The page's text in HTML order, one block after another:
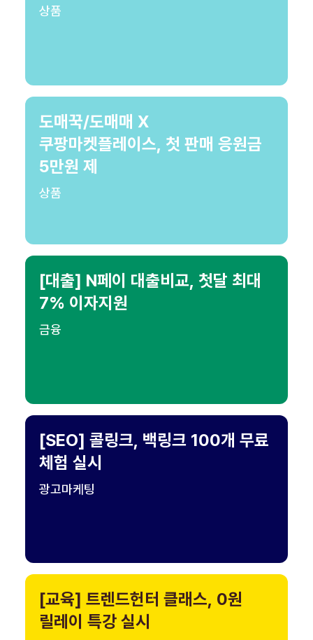
상품
도매꾹/도매매 X
쿠팡마켓플레이스, 첫 판매 응원금
5만원 제
상품
[대출] N페이 대출비교, 첫달 최대
7% 이자지원
금융
[SEO] 콜링크, 백링크 100개 무료
체험 실시
광고마케팅
[교육] 트렌드헌터 클래스, 0원
릴레이 특강 실시